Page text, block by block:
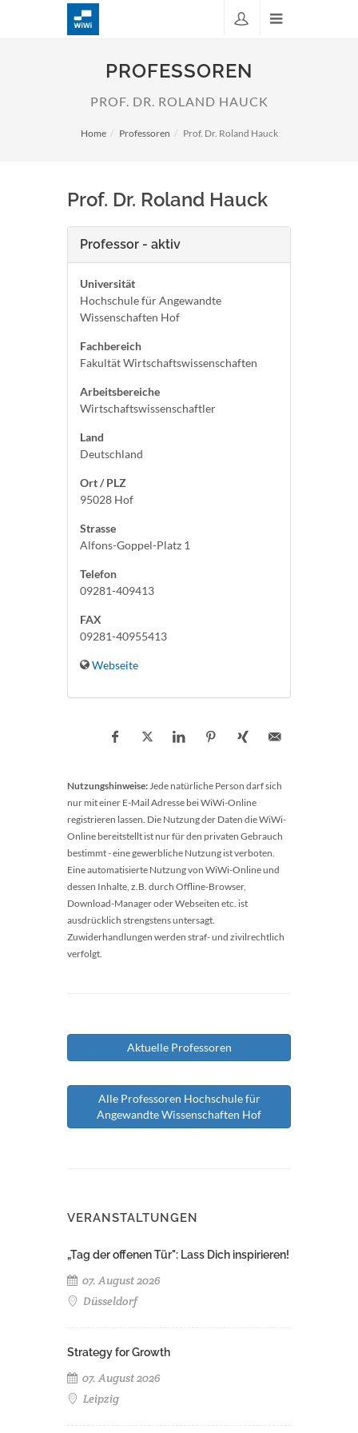
PROFESSOREN
PROF. DR. ROLAND HAUCK
Home Professoren Prof. Dr. Roland Hauck
Prof. Dr. Roland Hauck
Professor - aktiv
Universität
Hochschule für Angewandte
Wissenschaften Hof
Fachbereich
Fakultät Wirtschaftswissenschaften
Arbeitsbereiche
Wirtschaftswissenschaftler
Land
Deutschland
Ort / PLZ
95028 Hof
Strasse
Alfons-Goppel-Platz 1
Telefon
09281-409413
FAX
09281-40955413
Webseite
Nutzungshinweise:Jede natürliche Person darf sich
nur mit einer E-Mail Adresse bei WiWi-Online
registrieren lassen. Die Nutzung der Daten die WiWi-
Online bereitstellt ist nur für den privaten Gebrauch
bestimmt - eine gewerbliche Nutzung ist verboten.
Eine automatisierte Nutzung von WiWi-Online und
dessen Inhalte, z.B. durch Offline-Browser,
Download-Manager oder Webseiten etc. ist
ausdrücklich strengstens untersagt.
Zuwiderhandlungen werden straf- und zivilrechtlich
verfolgt.
Aktuelle Professoren
Alle Professoren Hochschule für
Angewandte Wissenschaften Hof
VERANSTALTUNGEN
„Tag der offenen Tür": Lass Dich inspirieren!
07. August 2026
Düsseldorf
Strategy for Growth
07. August 2026
Leipzig